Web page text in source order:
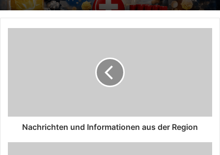
Nachrichten und Informationen aus der Region